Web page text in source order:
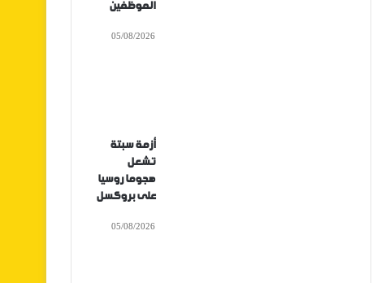
الموظفين
05/08/2026
أزمة سبتة
تشعل
هجوما روسيا
على بروكسل
05/08/2026